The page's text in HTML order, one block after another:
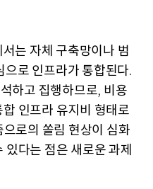
는 자체 구축망이나 범
으로 인프라가 통합된다.
하고 집행하므로, 비용
인프라 유지비 형태로
로의 쏠림 현상이 심화
다는 점은 새로운 과제